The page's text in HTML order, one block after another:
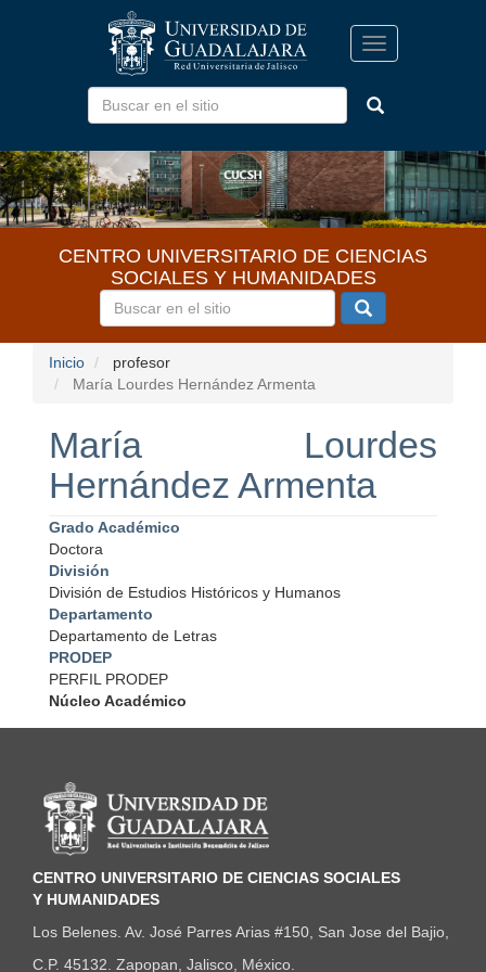
Toggle
navigation
CENTRO UNIVERSITARIO DE CIENCIAS
SOCIALES Y HUMANIDADES
Inicio
profesor
María Lourdes Hernández Armenta
María Lourdes
Hernández Armenta
Grado Académico
Doctora
División
División de Estudios Históricos y Humanos
Departamento
Departamento de Letras
PRODEP
PERFIL PRODEP
Núcleo Académico
Información del portal
CENTRO UNIVERSITARIO DE CIENCIAS SOCIALES
Y HUMANIDADES
Los Belenes. Av. José Parres Arias #150, San Jose del Bajio,
C.P. 45132. Zapopan, Jalisco, México.